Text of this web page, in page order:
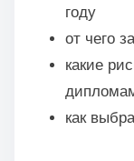
году
от чего
какие
как